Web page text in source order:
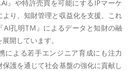
』や特許売買を可能にするIPマーケ
より、知財管理と収益化を支援。これ
AI孔明TM』によるデータと知財の融
開しています。
による若手エンジニア育成にも注力
保護を通じて社会基盤の強化に貢献し